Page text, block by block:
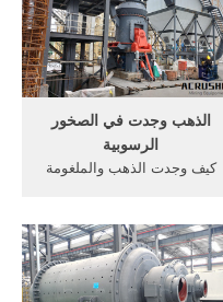
والأسعار; معمل قطع غيار
محطم في دلهي; تستخدم
كسارة مخروطية ...
الذهب وجدت في الصخور
الرسوبية
كيف وجدت الذهب والملغومة
YouTube. Jun 21, 2020 كيف
نذكر الله.؟ أفضل أنواع الذكر
بالترتيب •• الدكتور محمد راتب